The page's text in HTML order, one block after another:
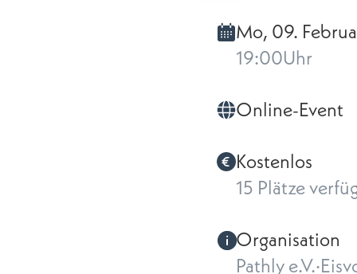
Mo, 09.
19:00Uhr
Online-Event
Kostenlos
15 Plätze
Organisation
Pathly e.V.·